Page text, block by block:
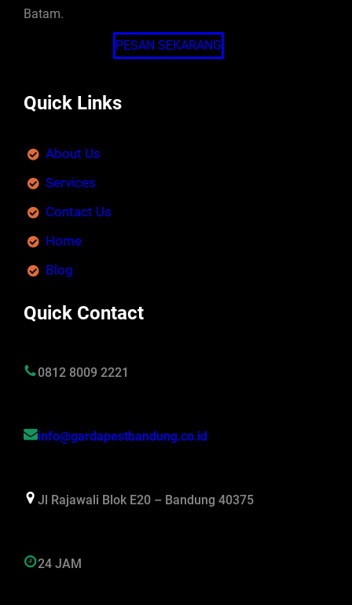
Batam.
PESAN SEKARANG
Quick Links
About Us
Services
Contact Us
Home
Blog
Quick Contact
0812 8009 2221
info@gardapestbandung.co.id
Jl Rajawali Blok E20 – Bandung 40375
24 JAM